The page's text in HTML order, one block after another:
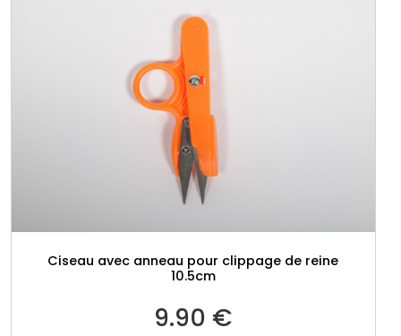
Ciseau avec anneau pour clippage de reine
10.5cm
9.90 €